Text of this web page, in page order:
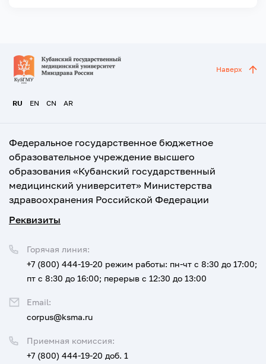
RU EN CN AR
Наверх
Федеральное государственное бюджетное
образовательное учреждение высшего
образования «Кубанский государственный
медицинский университет» Министерства
здравоохранения Российской Федерации
Реквизиты
Приемная комиссия:
+7 (800) 444-19-20 доб. 1
Горячая линия:
+7 (800) 444-19-20 режим работы: пн-чт с 8:30 до 17:00;
пт с 8:30 до 16:00; перерыв с 12:30 до 13:00
Email:
corpus@ksma.ru